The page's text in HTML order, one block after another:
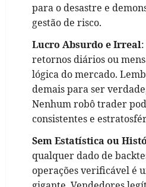
para o desastre e
gestão de risco.
Lucro Absurdo e Irreal
retornos diários ou
lógica do mercado.
demais para ser
Nenhum robô trader
consistentes e
Sem Estatística ou
qualquer dado de
operações verificável é